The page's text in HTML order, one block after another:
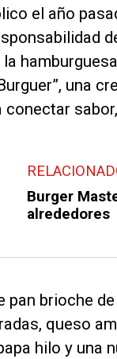
el año
una
conectar
Burger
alrededores
pan brioche
queso
hilo y una